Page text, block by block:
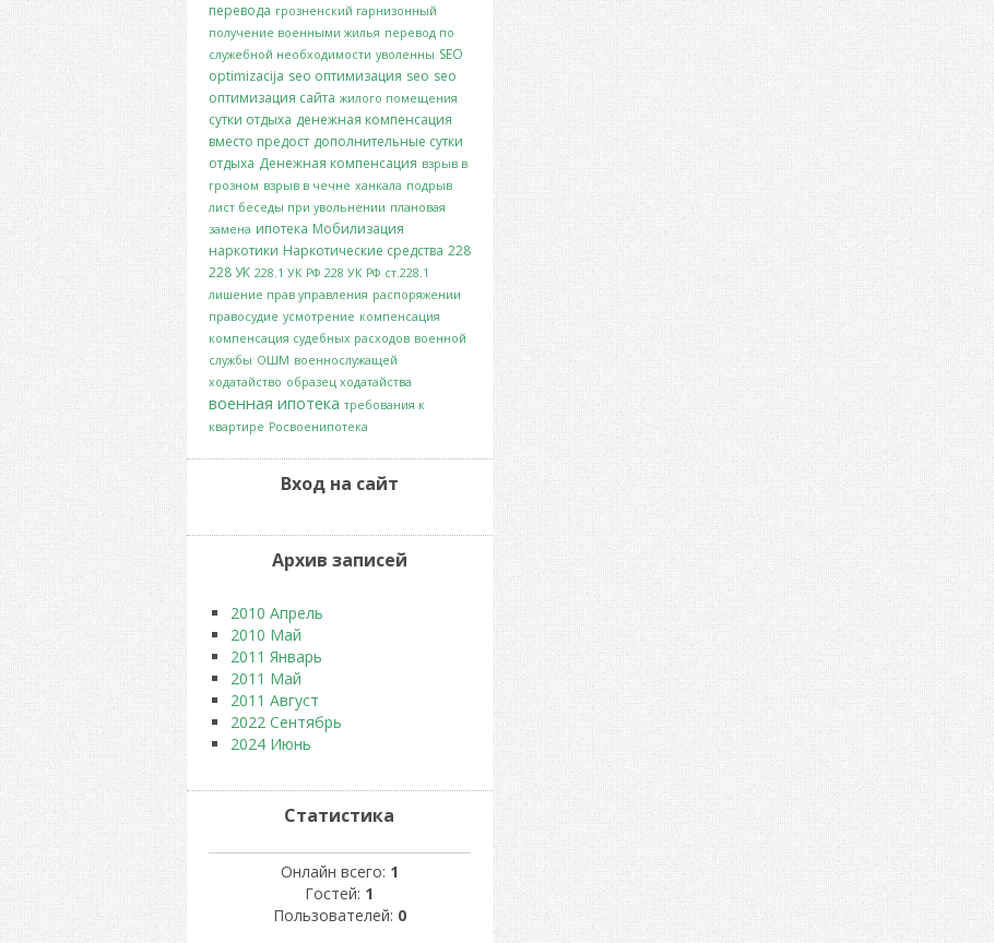
перевода грозненский гарнизонный
получение военными жилья перевод по
служебной необходимости уволенны SEO
optimizacija seo оптимизация seo seo
оптимизация сайта жилого помещения
сутки отдыха денежная компенсация
вместо предост дополнительные сутки
отдыха Денежная компенсация взрыв в
грозном взрыв в чечне ханкала подрыв
лист беседы при увольнении плановая
замена ипотека Мобилизация
наркотики Наркотические средства 228
228 УК 228.1 УК РФ 228 УК РФ ст.228.1
лишение прав управления распоряжении
правосудие усмотрение компенсация
компенсация судебных расходов военной
службы ОШМ военнослужащей
ходатайство образец ходатайства
военная ипотека требования к
квартире Росвоенипотека
Вход на сайт
Архив записей
2010 Апрель
2010 Май
2011 Январь
2011 Май
2011 Август
2022 Сентябрь
2024 Июнь
Статистика
Онлайн всего: 1
Гостей: 1
Пользователей: 0